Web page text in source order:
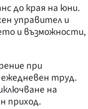
до края на юни.
управител и
и възможности,
при
ежедневен труд.
на
приход.